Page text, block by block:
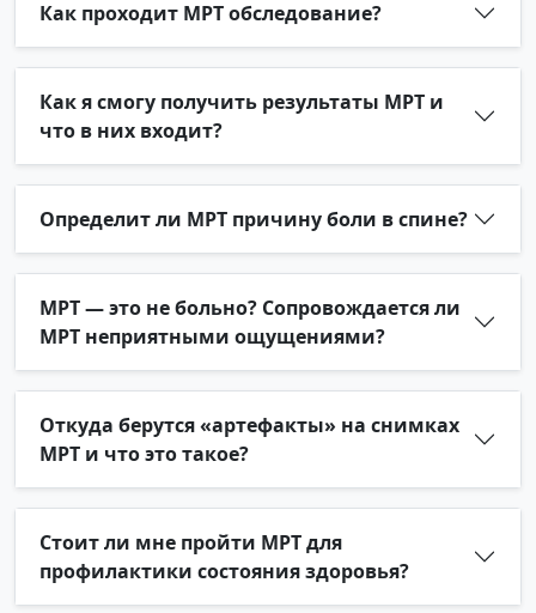
Как проходит МРТ обследование?
Как я смогу получить результаты МРТ и
что в них входит?
Определит ли МРТ причину боли в спине?
МРТ — это не больно? Сопровождается ли
МРТ неприятными ощущениями?
Откуда берутся «артефакты» на снимках
МРТ и что это такое?
Стоит ли мне пройти МРТ для
профилактики состояния здоровья?